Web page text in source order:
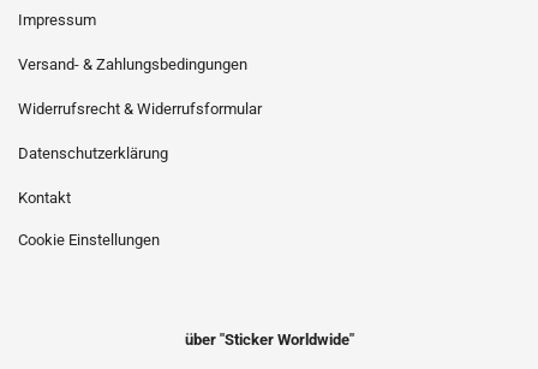
Impressum
Versand- & Zahlungsbedingungen
Widerrufsrecht & Widerrufsformular
Datenschutzerklärung
Kontakt
Cookie Einstellungen
über "Sticker Worldwide"